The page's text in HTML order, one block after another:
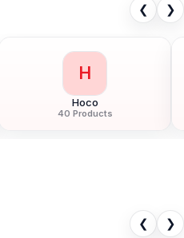
❮ ❯
H
Hoco
40 Products
❮ ❯